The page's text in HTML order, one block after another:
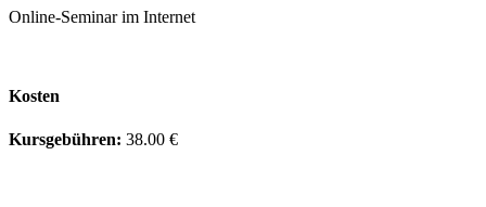
Online-Seminar im Internet
Kosten
Kursgebühren: 38.00 €